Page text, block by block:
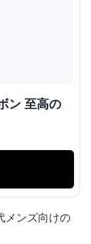
ン 至高の
メンズ向けの